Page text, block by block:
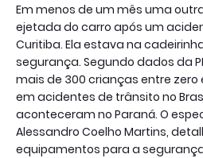
Em menos de um mês uma
ejetada do carro após um
Curitiba. Ela estava na
segurança. Segundo dados da
mais de 300 crianças entre
em acidentes de trânsito no
aconteceram no Paraná. O
Alessandro Coelho Martins,
equipamentos para a